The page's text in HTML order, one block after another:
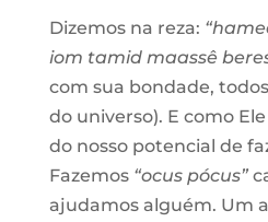
Dizemos na reza:
iom tamid maassê
com sua bondade,
do universo). E como
do nosso potencial de
Fazemos “ocus pócus”
ajudamos alguém. Um